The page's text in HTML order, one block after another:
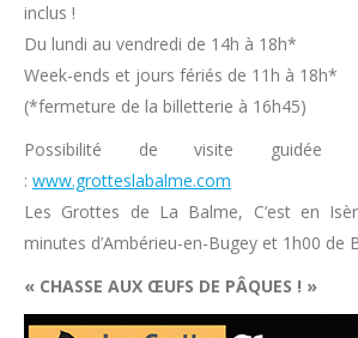
inclus !
Du lundi au vendredi de 14h à 18h*
Week-ends et jours fériés de 11h à 18h*
(*fermeture de la billetterie à 16h45)
Possibilité de visite guidée
: www.grotteslabalme.com
Les Grottes de La Balme, C’est en
minutes d’Ambérieu-en-Bugey et 1h00 de
« CHASSE AUX ŒUFS DE PÂQUES ! »